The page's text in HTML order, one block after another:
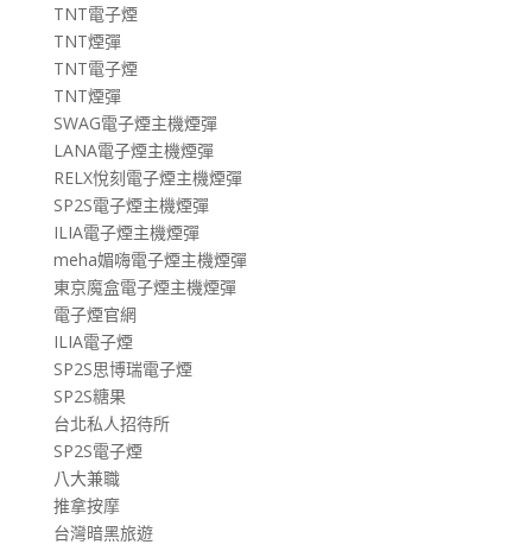
TNT電子煙
TNT煙彈
TNT電子煙
TNT煙彈
SWAG電子煙主機煙彈
LANA電子煙主機煙彈
RELX悅刻電子煙主機煙彈
SP2S電子煙主機煙彈
ILIA電子煙主機煙彈
meha媚嗨電子煙主機煙彈
東京魔盒電子煙主機煙彈
電子煙官網
ILIA電子煙
SP2S思博瑞電子煙
SP2S糖果
台北私人招待所
SP2S電子煙
八大兼職
推拿按摩
台灣暗黑旅遊